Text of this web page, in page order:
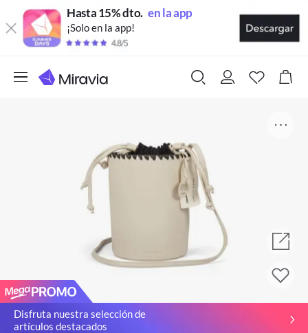
Hasta 15% dto. en la app
¡Solo en la app!
Disfruta nuestra selección de
artículos destacados